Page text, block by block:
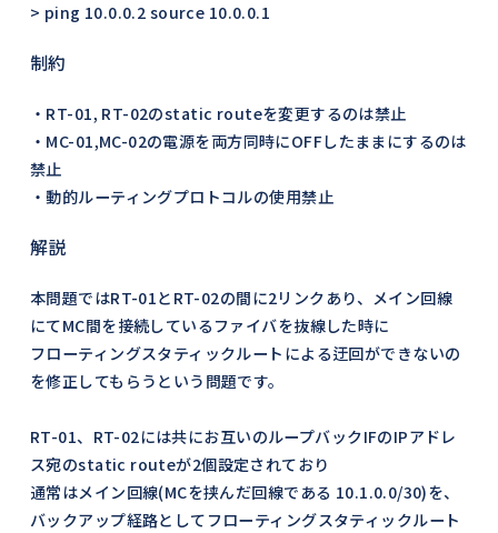
> ping 10.0.0.2 source 10.0.0.1
制約
・RT-01, RT-02のstatic routeを変更するのは禁止
・MC-01,MC-02の電源を両方同時にOFFしたままにするのは
禁止
・動的ルーティングプロトコルの使用禁止
解説
本問題ではRT-01とRT-02の間に2リンクあり、メイン回線
にてMC間を接続しているファイバを抜線した時に
フローティングスタティックルートによる迂回ができないの
を修正してもらうという問題です。
RT-01、RT-02には共にお互いのループバックIFのIPアドレ
ス宛のstatic routeが2個設定されており
通常はメイン回線(MCを挟んだ回線である 10.1.0.0/30)を、
バックアップ経路としてフローティングスタティックルート